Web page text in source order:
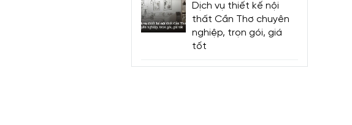
thay đổi theo nhu
Dịch vụ thiết kế nội
thất Cần Thơ chuyên
nghiệp, trọn gói, giá
tốt